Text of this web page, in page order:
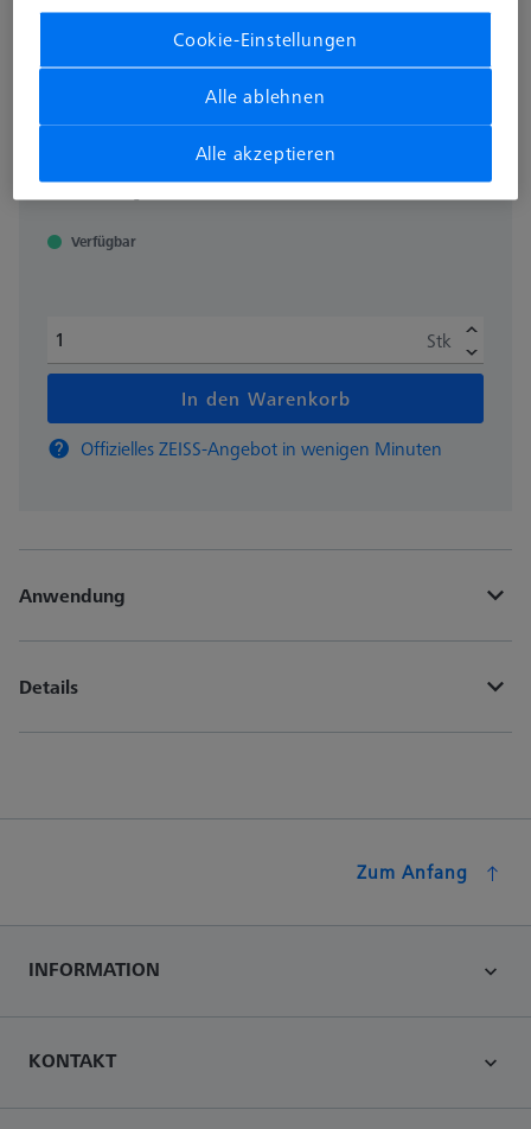
Verstellelement einfach -
75x25x25, AF25
200,00 € zzgl. USt.
Verfügbar
Stk
In den Warenkorb
Offizielles ZEISS-Angebot in wenigen Minuten
Anwendung
Details
Zum Anfang
INFORMATION
KONTAKT
Cookie-Einstellungen
Alle ablehnen
Alle akzeptieren